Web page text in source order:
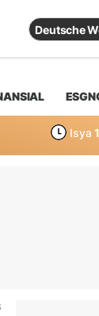
Deutsche
Isya